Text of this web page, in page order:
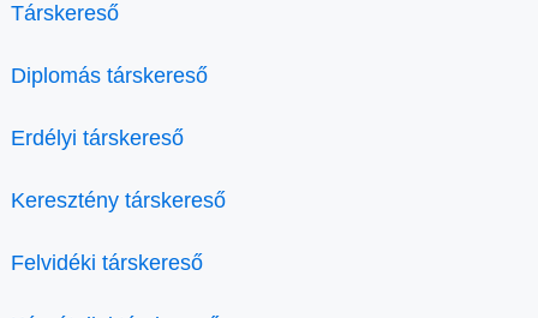
Társkereső
Diplomás társkereső
Erdélyi társkereső
Keresztény társkereső
Felvidéki társkereső